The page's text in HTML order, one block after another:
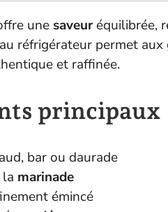
une saveuréquilibrée,
réfrigérateur permet
et raffinée.
principaux
bar ou daurade
la marinade
émincé